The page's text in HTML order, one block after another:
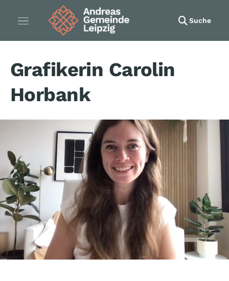
Suche
Grafikerin Carolin
Horbank